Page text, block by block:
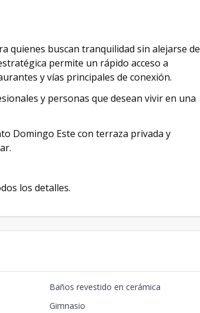
quienes buscan tranquilidad sin alejarse de
permite un rápido acceso a
y vías principales de conexión.
y personas que desean vivir en una
Domingo Este con terraza privada y
los detalles.
Baños revestido en cerámica
Gimnasio